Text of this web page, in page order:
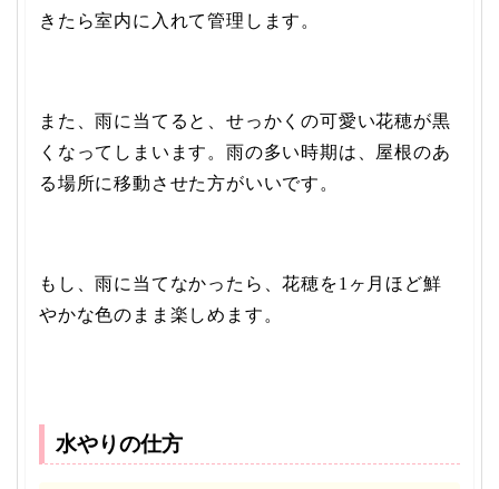
きたら室内に入れて管理します。
また、雨に当てると、せっかくの可愛い花穂が黒
くなってしまいます。雨の多い時期は、屋根のあ
る場所に移動させた方がいいです。
もし、雨に当てなかったら、花穂を1ヶ月ほど鮮
やかな色のまま楽しめます。
水やりの仕方